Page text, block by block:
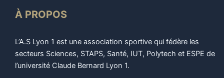
À PROPOS
L’A.S Lyon 1 est une association sportive qui fédère les
secteurs Sciences, STAPS, Santé, IUT, Polytech et ESPE de
l’université Claude Bernard Lyon 1.